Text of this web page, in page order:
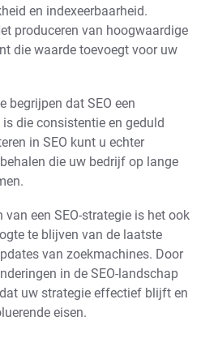
en indexeerbaarheid.
produceren van hoogwaardige
die waarde toevoegt voor uw
begrijpen dat SEO een
die consistentie en geduld
in SEO kunt u echter
die uw bedrijf op lange
een SEO-strategie is het ook
te blijven van de laatste
van zoekmachines. Door
in de SEO-landschap
uw strategie effectief blijft en
eisen.